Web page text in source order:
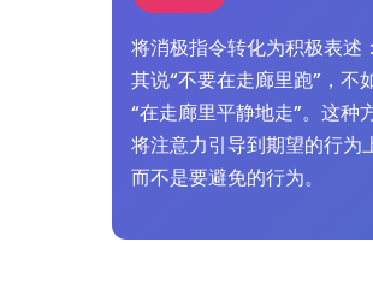
将消极指令转化为积极表述
其说“不要在走廊里跑”，不
“在走廊里平静地走”。这种
将注意力引导到期望的行为
而不是要避免的行为。